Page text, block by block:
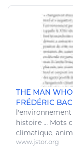
THE MAN
FRÉDÉRIC
l'environnement
histoire ... Mots
climatique,
www.jstor.org